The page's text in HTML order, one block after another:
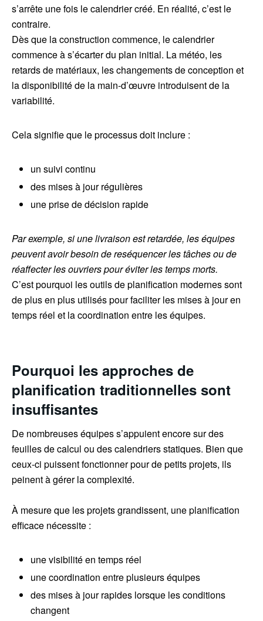
s’arrête une fois le calendrier créé. En réalité, c’est le
contraire.
Dès que la construction commence, le calendrier
commence à s’écarter du plan initial. La météo, les
retards de matériaux, les changements de conception et
la disponibilité de la main-d’œuvre introduisent de la
variabilité.
Cela signifie que le processus doit inclure :
un suivi continu
des mises à jour régulières
une prise de décision rapide
Par exemple, si une livraison est retardée, les équipes
peuvent avoir besoin de reséquencer les tâches ou de
réaffecter les ouvriers pour éviter les temps morts.
C’est pourquoi les outils de planification modernes sont
de plus en plus utilisés pour faciliter les mises à jour en
temps réel et la coordination entre les équipes.
Pourquoi les approches de
planification traditionnelles sont
insuffisantes
De nombreuses équipes s’appuient encore sur des
feuilles de calcul ou des calendriers statiques. Bien que
ceux-ci puissent fonctionner pour de petits projets, ils
peinent à gérer la complexité.
À mesure que les projets grandissent, une planification
efficace nécessite :
une visibilité en temps réel
une coordination entre plusieurs équipes
des mises à jour rapides lorsque les conditions
changent